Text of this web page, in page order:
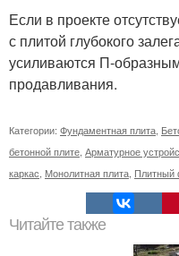
Если в проекте
с плитой глубокого
усиливаются П-
продавливания.
Категории: Фундаментная плита
бетонной плите Арматурное
каркас Монолитная плита Плитный
Читайте также